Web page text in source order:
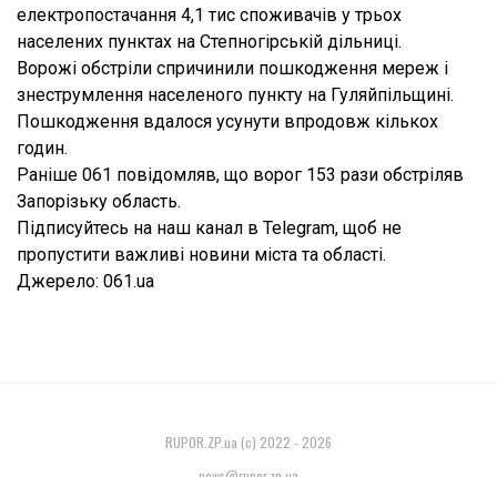
електропостачання 4,1 тис споживачів у трьох
населених пунктах на Степногірській дільниці.
Ворожі обстріли спричинили пошкодження мереж і
знеструмлення населеного пункту на Гуляйпільщині.
Пошкодження вдалося усунути впродовж кількох
годин.
Раніше 061 повідомляв, що ворог 153 рази обстріляв
Запорізьку область.
Підписуйтесь на наш канал в Telegram, щоб не
пропустити важливі новини міста та області.
Джерело: 061.ua
RUPOR.ZP.ua (c) 2022 - 2026